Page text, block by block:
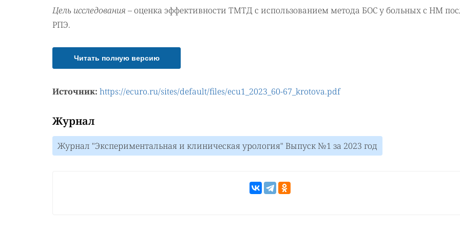
Цель исследования – оценка эффективности ТМТД с использованием метода БОС у больных с НМ
РПЭ.
Читать полную версию
Источник: https://ecuro.ru/sites/default/files/ecu1_2023_60-67_krotova.pdf
Журнал
Журнал "Экспериментальная и клиническая урология" Выпуск №1 за 2023 год